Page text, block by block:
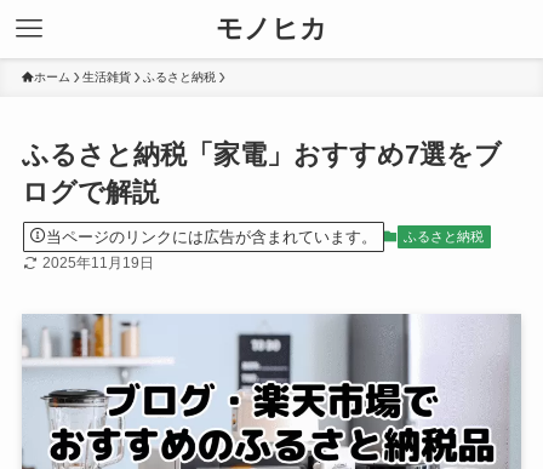
モノヒカ
ホーム 生活雑貨 ふるさと納税
ふるさと納税「家電」おすすめ7選をブ
ログで解説
当ページのリンクには広告が含まれています。 ふるさと納税
2025年11月19日